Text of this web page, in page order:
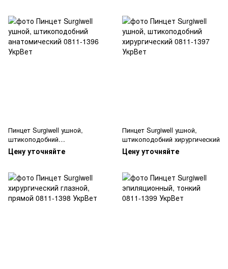
Пинцет Surgiwell ушной,
штикоподобний
анатомический
Цену уточняйте
Пинцет Surgiwell ушной,
штикоподобний хирургический
Цену уточняйте